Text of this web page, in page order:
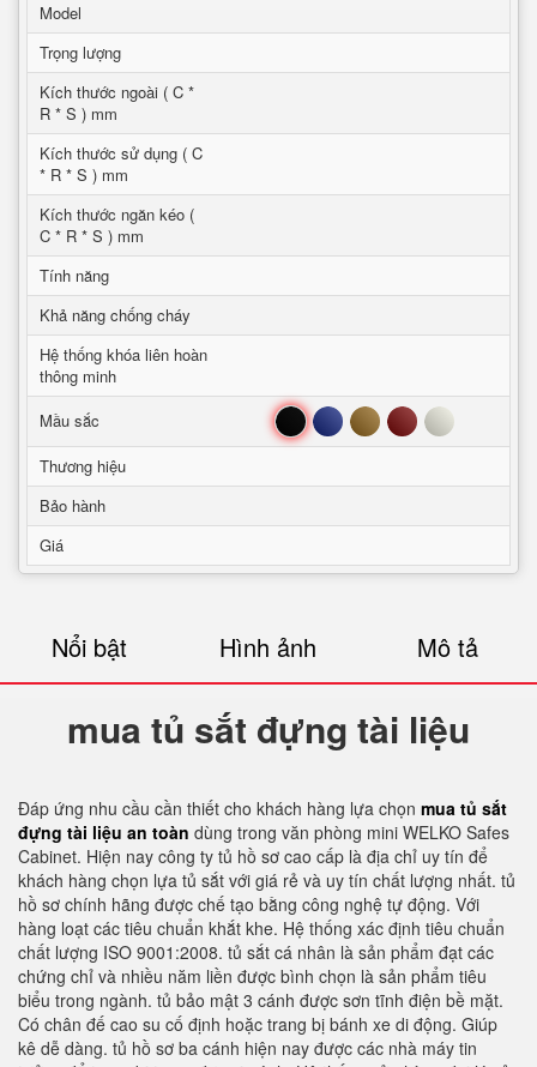
Model
Trọng lượng
Kích thước ngoài ( C *
R * S ) mm
Kích thước sử dụng ( C
* R * S ) mm
Kích thước ngăn kéo (
C * R * S ) mm
Tính năng
Khả năng chống cháy
Hệ thống khóa liên hoàn
thông minh
Mầu sắc
Đen Xanh Nâu Đỏ Trắng
Thương hiệu
Bảo hành
Giá
Nổi bật Hình ảnh Mô tả
mua tủ sắt đựng tài liệu
Đáp ứng nhu cầu cần thiết cho khách hàng lựa chọn mua tủ sắt
đựng tài liệu an toàn dùng trong văn phòng mini WELKO Safes
Cabinet. Hiện nay công ty tủ hồ sơ cao cấp là địa chỉ uy tín để
khách hàng chọn lựa tủ sắt với giá rẻ và uy tín chất lượng nhất. tủ
hồ sơ chính hãng được chế tạo bằng công nghệ tự động. Với
hàng loạt các tiêu chuẩn khắt khe. Hệ thống xác định tiêu chuẩn
chất lượng ISO 9001:2008. tủ sắt cá nhân là sản phẩm đạt các
chứng chỉ và nhiều năm liền được bình chọn là sản phẩm tiêu
biểu trong ngành. tủ bảo mật 3 cánh được sơn tĩnh điện bề mặt.
Có chân đế cao su cố định hoặc trang bị bánh xe di động. Giúp
kê dễ dàng. tủ hồ sơ ba cánh hiện nay được các nhà máy tin